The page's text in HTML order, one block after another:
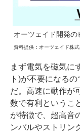
オーツェイド開発
資料提供：オーツェイド株
まず電気を磁気に
ト)が不要になる
だ。高速に動作が
数で有利というこ
が特徴で、超高音
ンバルやストリン